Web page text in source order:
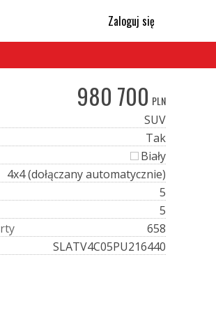
Zaloguj się
980 700 PLN
SUV
Tak
Biały
4x4 (dołączany automatycznie)
5
5
rty
658
SLATV4C05PU216440